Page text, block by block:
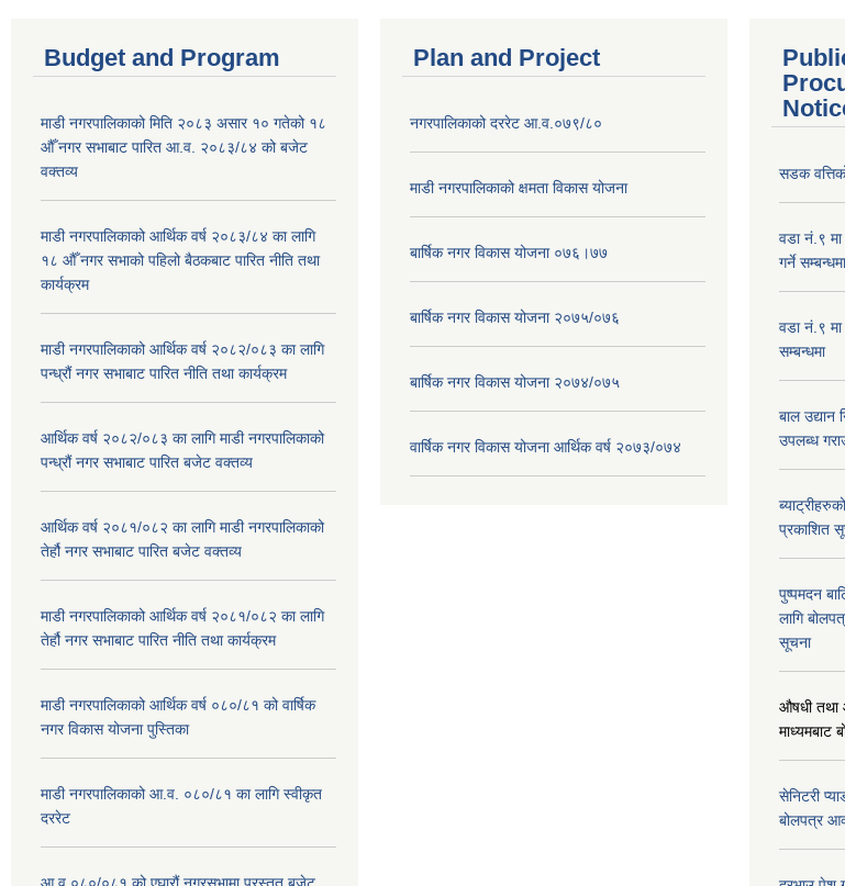
Budget and Program
माडी नगरपालिकाको मिति २०८३ असार १० गतेको १८
औँ नगर सभाबाट पारित आ.व. २०८३/८४ को बजेट
वक्तव्य
माडी नगरपालिकाको आर्थिक वर्ष २०८३/८४ का लागि
१८ औँ नगर सभाको पहिलो बैठकबाट पारित नीति तथा
कार्यक्रम
माडी नगरपालिकाको आर्थिक वर्ष २०८२/०८३ का लागि
पन्ध्रौं नगर सभाबाट पारित नीति तथा कार्यक्रम
आर्थिक वर्ष २०८२/०८३ का लागि माडी नगरपालिकाको
पन्ध्रौं नगर सभाबाट पारित बजेट वक्तव्य
आर्थिक वर्ष २०८१/०८२ का लागि माडी नगरपालिकाको
तेर्हौ नगर सभाबाट पारित बजेट वक्तव्य
माडी नगरपालिकाको आर्थिक वर्ष २०८१/०८२ का लागि
तेर्हौ नगर सभाबाट पारित नीति तथा कार्यक्रम
माडी नगरपालिकाको आर्थिक वर्ष ०८०/८१ को वार्षिक
नगर विकास योजना पुस्तिका
माडी नगरपालिकाको आ.व. ०८०/८१ का लागि स्वीकृत
दररेट
Plan and Project
नगरपालिकाको दररेट आ.व.०७९/८०
माडी नगरपालिकाको क्षमता विकास योजना
बार्षिक नगर विकास योजना ०७६।७७
बार्षिक नगर विकास योजना २०७५/०७६
बार्षिक नगर विकास योजना २०७४/०७५
वार्षिक नगर विकास योजना आर्थिक वर्ष २०७३/०७४
सडक
वडा नं.९ मा
गर्ने सम्बन्धमा
वडा नं.९ मा
सम्बन्धमा
बाल उद्यान
उपलब्ध
प्रकाशित
पुष्पमदन
लागि
सूचना
औषधी तथा
माध्यमबाट
सेनिटरी
बोलपत्र